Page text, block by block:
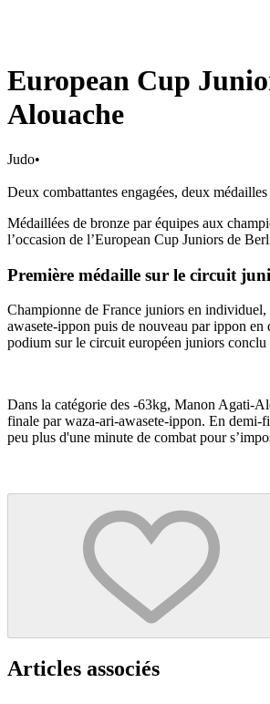
European Cup
Alouache
Judo•
Deux combattantes engagées, deux
Médaillées de bronze par équipes aux
l’occasion de l’European Cup Juniors de
Première médaille sur le circuit
Championne de France juniors en individuel,
awasete-ippon puis de nouveau par ippon
podium sur le circuit européen juniors conclu
Dans la catégorie des -63kg, Manon Agati-
finale par waza-ari-awasete-ippon. En demi-
peu plus d'une minute de combat pour
Articles associés